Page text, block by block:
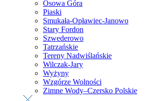
Osowa Góra
Piaski
Smukała-Opławiec-Janowo
Stary Fordon
Szwederowo
Tatrzańskie
Tereny Nadwiślańskie
Wilczak-Jary
Wyżyny
Wzgórze Wolności
Zimne Wody–Czersko Polskie